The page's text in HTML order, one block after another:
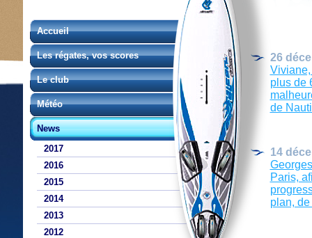
Accueil
Les régates, vos scores
Le club
Météo
News
2017
2016
2015
2014
2013
2012
26
Viviane,
plus de
de
14
Paris,
plan,